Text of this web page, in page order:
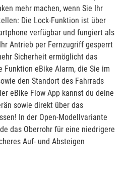
mehr machen, wenn Sie Ihr
Die Lock-Funktion ist über
verfügbar und fungiert als
Antrieb per Fernzugriff gesperrt
Sicherheit ermöglicht das
eBike Alarm, die Sie im
den Standort des Fahrrads
eBike Flow App kannst du deine
sowie direkt über das
In der Open-Modellvariante
das Oberrohr für eine niedrigere
Auf- und Absteigen